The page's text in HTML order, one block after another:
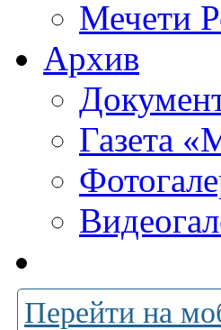
Мечети
Архив
Газета
Перейти на